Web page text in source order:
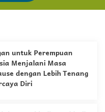
untuk Perempuan
Menjalani Masa
dengan Lebih Tenang
Diri